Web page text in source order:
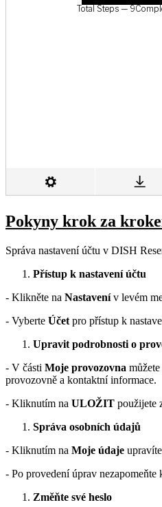
Pokyny krok za
Správa nastavení účtu v DISH
Přístup k nastavení účtu
- Klikněte na Nastavenív levém
- Vyberte Účet pro přístup k
Upravit podrobnosti o
- V části Moje provozovna
provozovně a kontaktní informace.
- Kliknutím na ULOŽIT použijete
Správa osobních údajů
- Kliknutím na Moje údaje
- Po provedení úprav nezapomeňte
Změňte své heslo